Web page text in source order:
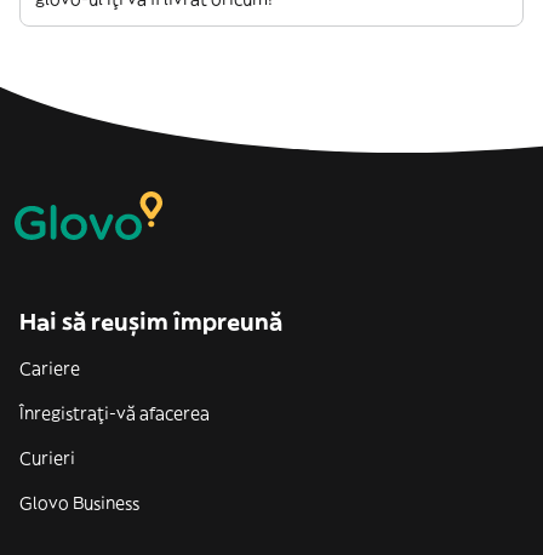
Hai să reușim împreună
Cariere
Înregistrați-vă afacerea
Curieri
Glovo Business